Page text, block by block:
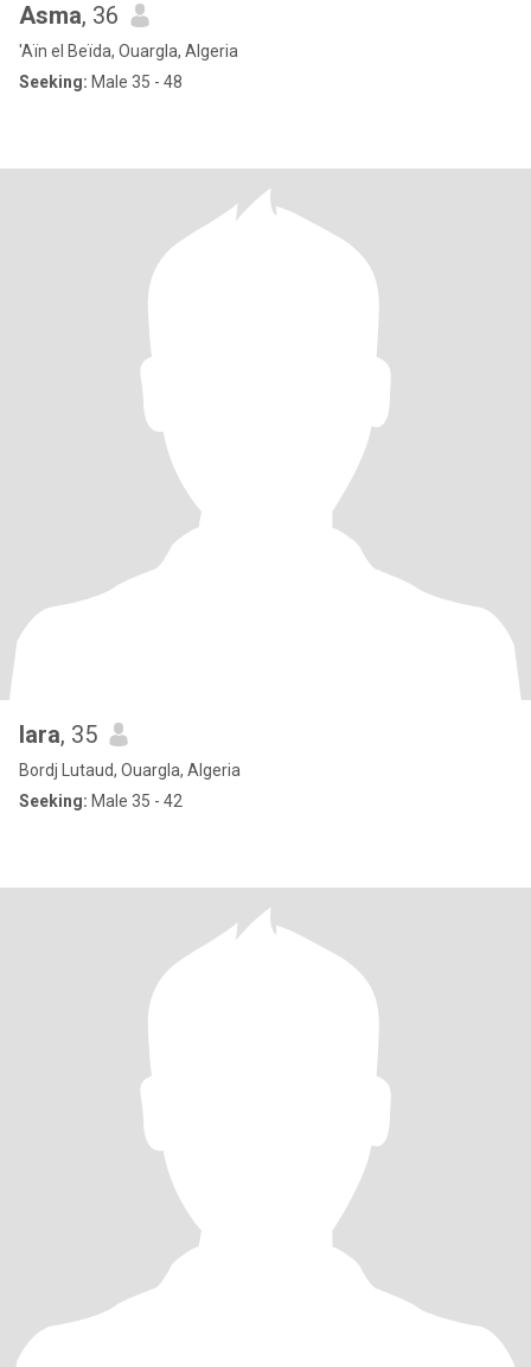
Asma, 36
'Aïn el Beïda, Ouargla, Algeria
Seeking: Male 35 - 48
lara, 35
Bordj Lutaud, Ouargla, Algeria
Seeking: Male 35 - 42